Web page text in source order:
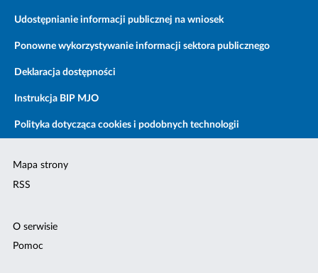
Udostępnianie informacji publicznej na wniosek
Ponowne wykorzystywanie informacji sektora publicznego
Deklaracja dostępności
Instrukcja BIP MJO
Polityka dotycząca cookies i podobnych technologii
Mapa strony
RSS
O serwisie
Pomoc